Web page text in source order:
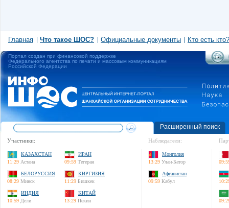
Главная Что такое ШОС? Официальные документы Кто есть кто?
Портал создан при финансовой поддержке
Федерального агентства по печати и массовым коммуникациям
Российской Федерации
Расширенный поиск
Участники:
КАЗАХСТАН
11:29 Астана
ИРАН
09:59 Тегеран
БЕЛОРУССИЯ
08:29 Минск
КИРГИЗИЯ
11:29 Бишкек
ИНДИЯ
10:59 Дели
КИТАЙ
13:29 Пекин
Наблюдатели:
Монголия
13:29 Улан-Батор
Афганистан
09:59 Кабул